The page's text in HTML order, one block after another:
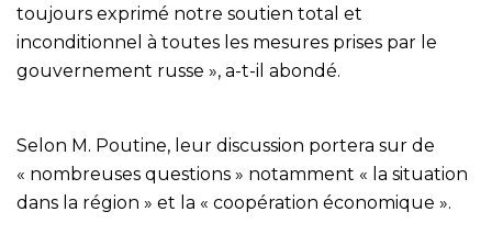
toujours exprimé notre soutien total et
inconditionnel à toutes les mesures prises par le
gouvernement russe », a-t-il abondé.
Selon M. Poutine, leur discussion portera sur de
« nombreuses questions » notamment « la situation
dans la région » et la « coopération économique ».